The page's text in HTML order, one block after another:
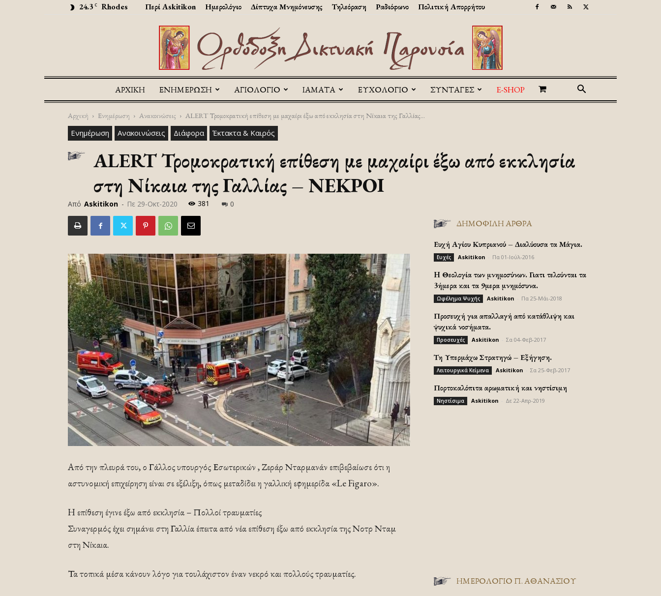
24.3 C Rhodes Περί Askitikon Ημερολόγιο Δίπτυχα Μνημόνευσης Τηλεόραση Ραδιόφωνο Πολιτική Απορρήτου
Askitikon
ΑΡΧΙΚΉ ΕΝΗΜΕΡΩΣΗ ΑΓΙΟΛΟΓΙΟ ΙΑΜΑΤΑ ΕΥΧΟΛΟΓΙΟ ΣΥΝΤΑΓΕΣ E-SHOP
Αρχική Ενημέρωση Ανακοινώσεις ALERT Τρομοκρατική επίθεση με μαχαίρι έξω από εκκλησία στη Νίκαια της Γαλλίας...
Ενημέρωση Ανακοινώσεις Διάφορα Έκτακτα & Καιρός
ALERT Τρομοκρατική επίθεση με μαχαίρι έξω από εκκλησία
στη Νίκαια της Γαλλίας – ΝΕΚΡΟΙ
Από Askitikon - Πε 29-Οκτ-2020 381 0
Από την πλευρά του, ο Γάλλος υπουργός Εσωτερικών , Ζεράρ Νταρμανάν επιβεβαίωσε ότι η
αστυνομική επιχείρηση είναι σε εξέλιξη, όπως μεταδίδει η γαλλική εφημερίδα «Le Figaro».
H επίθεση έγινε έξω από εκκλησία – Πολλοί τραυματίες
Συναγερμός έχει σημάνει στη Γαλλία έπειτα από νέα επίθεση έξω από εκκλησία της Νοτρ Νταμ
στη Νίκαια.
Τα τοπικά μέσα κάνουν λόγο για τουλάχιστον έναν νεκρό και πολλούς τραυματίες.
ΔΗΜΟΦΙΛΗ ΑΡΘΡΑ
Ευχή Αγίου Κυπριανού – Διαλύουσα τα Μάγια.
Ευχές Askitikon Πα 01-Ιούλ-2016
H Θεολογία των μνημοσύνων. Γιατι τελούνται τα
3ήμερα και τα 9μερα μνημόσυνα.
Ωφέλημα Ψυχής Askitikon Πα 25-Μάι-2018
Προσευχή για απαλλαγή από κατάθλιψη και
ψυχικά νοσήματα.
Προσευχές Askitikon Σα 04-Φεβ-2017
Τη Υπερμάχω Στρατηγώ – Εξήγηση.
Λειτουργικά Κείμενα Askitikon Σα 25-Φεβ-2017
Πορτοκαλόπιτα αρωματική και νηστίσιμη
Νηστίσιμα Askitikon Δε 22-Απρ-2019
ΗΜΕΡΟΛΟΓΙΟ Π. ΑΘΑΝΑΣΙΟΥ